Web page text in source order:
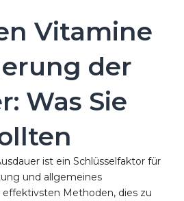
Vitamine
der
Was Sie
ist ein Schlüsselfaktor für
und allgemeines
Methoden, dies zu